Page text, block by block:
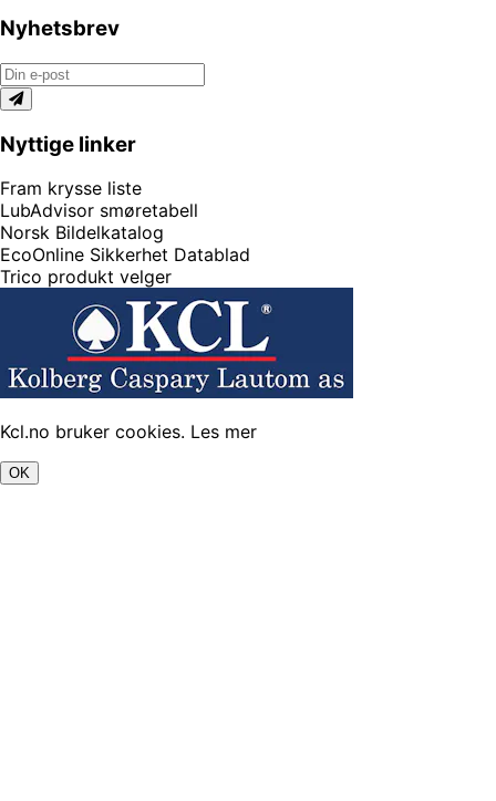
Nyhetsbrev
Nyttige linker
Fram krysse liste
LubAdvisor smøretabell
Norsk Bildelkatalog
EcoOnline Sikkerhet Datablad
Trico produkt velger
Kcl.no bruker cookies. Les mer
OK